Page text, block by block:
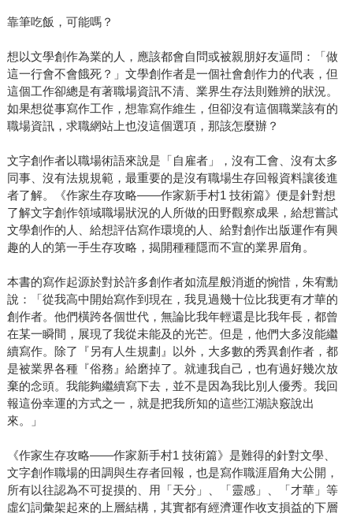
靠筆吃飯，可能嗎？
想以文學創作為業的人，應該都會自問或被親朋好友逼問：「做
這一行會不會餓死？」文學創作者是一個社會創作力的代表，但
這個工作卻總是有著職場資訊不清、業界生存法則難辨的狀況。
如果想從事寫作工作，想靠寫作維生，但卻沒有這個職業該有的
職場資訊，求職網站上也沒這個選項，那該怎麼辦？
文字創作者以職場術語來說是「自雇者」，沒有工會、沒有太多
同事、沒有法規規範，最重要的是沒有職場生存回報資料讓後進
者了解。《作家生存攻略——作家新手村1 技術篇》便是針對想
了解文字創作領域職場狀況的人所做的田野觀察成果，給想嘗試
文學創作的人、給想評估寫作環境的人、給對創作出版運作有興
趣的人的第一手生存攻略，揭開種種隱而不宣的業界眉角。
本書的寫作起源於對於許多創作者如流星般消逝的惋惜，朱宥勳
說：「從我高中開始寫作到現在，我見過幾十位比我更有才華的
創作者。他們橫跨各個世代，無論比我年輕還是比我年長，都曾
在某一瞬間，展現了我從未能及的光芒。但是，他們大多沒能繼
續寫作。除了『另有人生規劃』以外，大多數的秀異創作者，都
是被業界各種『俗務』給磨掉了。就連我自己，也有過好幾次放
棄的念頭。我能夠繼續寫下去，並不是因為我比別人優秀。我回
報這份幸運的方式之一，就是把我所知的這些江湖訣竅說出
來。」
《作家生存攻略——作家新手村1 技術篇》是難得的針對文學、
文字創作職場的田調與生存者回報，也是寫作職涯眉角大公開，
所有以往認為不可捉摸的、用「天分」、「靈感」、「才華」等
虛幻詞彙架起來的上層結構，其實都有經濟運作收支損益的下層